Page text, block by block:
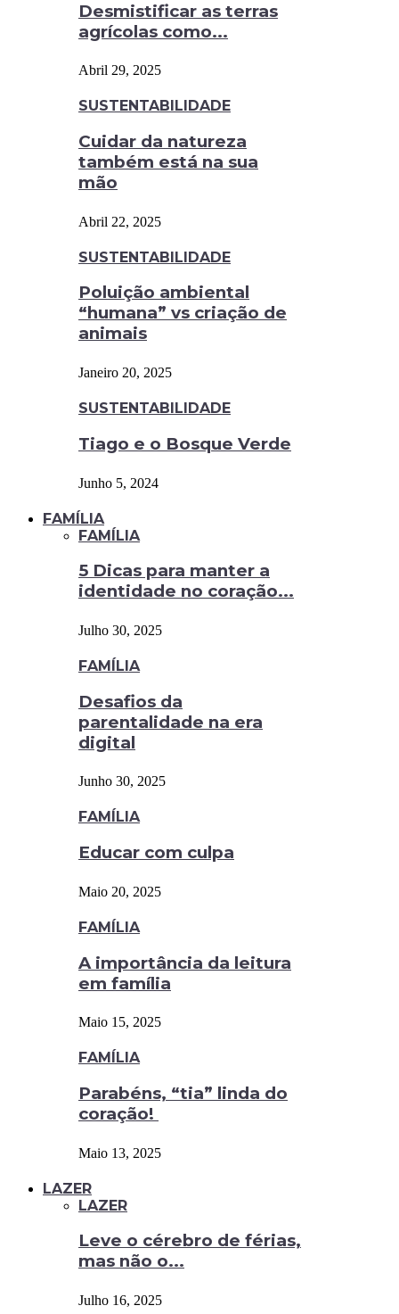
Desmistificar as terras
agrícolas como...
Abril 29, 2025
SUSTENTABILIDADE
Cuidar da natureza
também está na sua
mão
Abril 22, 2025
SUSTENTABILIDADE
Poluição ambiental
“humana” vs criação de
animais
Janeiro 20, 2025
SUSTENTABILIDADE
Tiago e o Bosque Verde
Junho 5, 2024
FAMÍLIA
FAMÍLIA
5 Dicas para manter a
identidade no coração...
Julho 30, 2025
FAMÍLIA
Desafios da
parentalidade na era
digital
Junho 30, 2025
FAMÍLIA
Educar com culpa
Maio 20, 2025
FAMÍLIA
A importância da leitura
em família
Maio 15, 2025
FAMÍLIA
Parabéns, “tia” linda do
coração!
Maio 13, 2025
LAZER
LAZER
Leve o cérebro de férias,
mas não o...
Julho 16, 2025